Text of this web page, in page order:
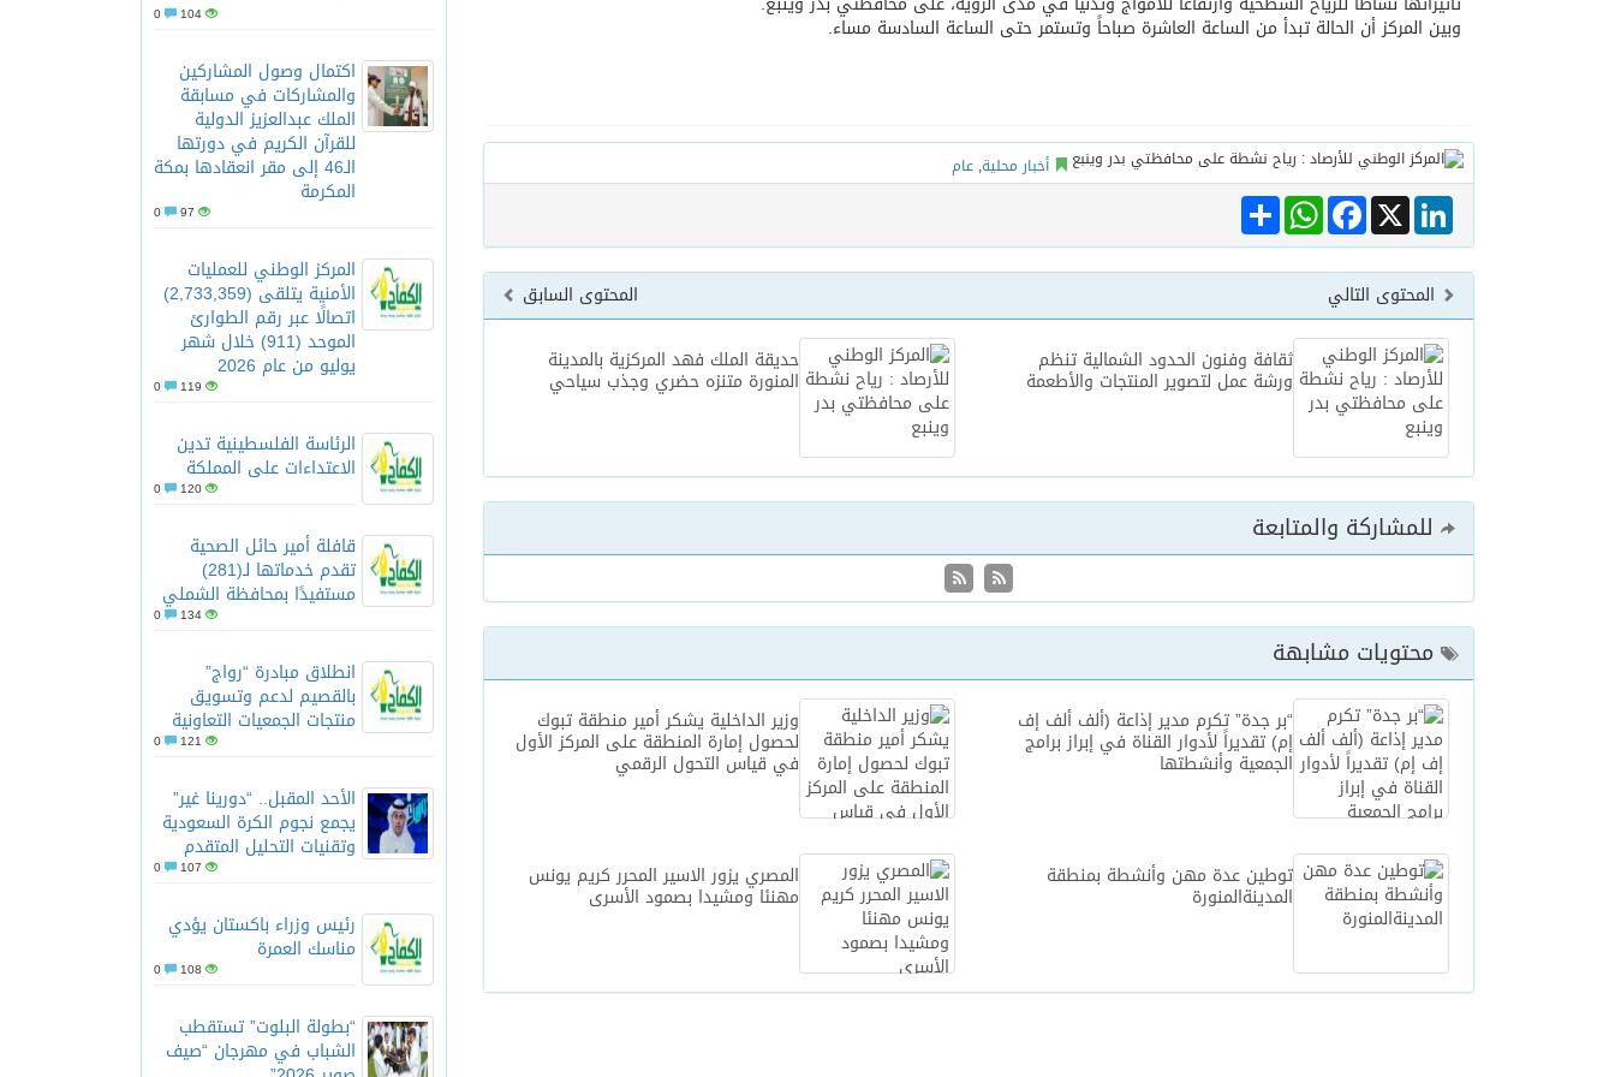
104
اكتمال وصول المشاركين
والمشاركات في مسابقة
الملك عبدالعزيز الدولية
للقرآن الكريم في دورتها
الـ46 إلى مقر انعقادها بمكة
المكرمة
97
المركز الوطني للعمليات
الأمنية يتلقى (2,733,359)
اتصالًا عبر رقم الطوارئ
الموحد (911) خلال شهر
يوليو من عام 2026
119
الرئاسة الفلسطينية تدين
الاعتداءات على المملكة
120
قافلة أمير حائل الصحية
تقدم خدماتها لـ(281)
مستفيدًا بمحافظة الشملي
134
انطلاق مبادرة “رواج”
بالقصيم لدعم وتسويق
منتجات الجمعيات التعاونية
121
الأحد المقبل.. “دورينا غير”
يجمع نجوم الكرة السعودية
وتقنيات التحليل المتقدم
107
رئيس وزراء باكستان يؤدي
مناسك العمرة
108
“بطولة البلوت” تستقطب
الشباب في مهرجان “صيف
وبين المركز أن الحالة تبدأ من الساعة العاشرة صباحاً وتستمر حتى الساعة السادسة مساء.
أخبار محلية, عام
Share
WhatsAppFacebook X
LinkedIn
المحتوى السابق
المحتوى التالي
حديقة الملك فهد المركزية بالمدينة
المنورة متنزه حضري وجذب سياحي
ثقافة وفنون الحدود الشمالية تنظم
ورشة عمل لتصوير المنتجات والأطعمة
للمشاركة والمتابعة
محتويات مشابهة
وزير الداخلية يشكر أمير منطقة تبوك
لحصول إمارة المنطقة على المركز الأول
في قياس التحول الرقمي
“بر جدة” تكرم مدير إذاعة (ألف ألف إف
إم) تقديراً لأدوار القناة في إبراز برامج
الجمعية وأنشطتها
المصري يزور الاسير المحرر كريم يونس
مهنئا ومشيدا بصمود الأسرى
توطين عدة مهن وأنشطة بمنطقة
المدينةالمنورة